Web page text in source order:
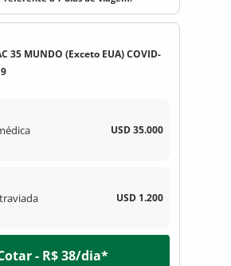
35 MUNDO (Exceto EUA) COVID-
USD 35.000
USD 1.200
- R$ 38/dia*